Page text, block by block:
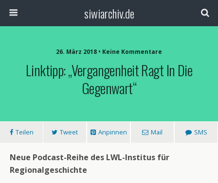
siwiarchiv.de
26. März 2018 • Keine Kommentare
Linktipp: „Vergangenheit Ragt In Die
Gegenwart“
Teilen Tweet Anpinnen Mail SMS
Neue Podcast-Reihe des LWL-Institus für
Regionalgeschichte